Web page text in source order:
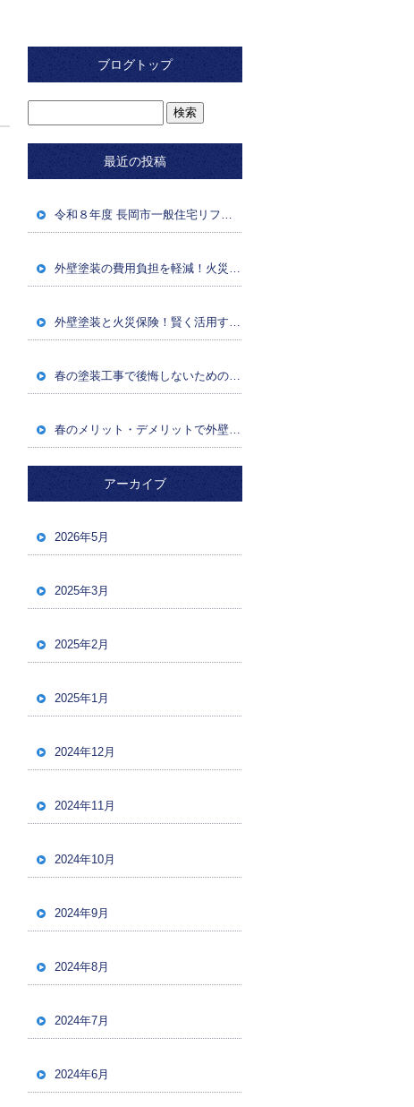
ブログトップ
最近の投稿
令和８年度 長岡市一般住宅リフォーム補助金のお知らせ
外壁塗装の費用負担を軽減！火災保険・経年劣化対策
外壁塗装と火災保険！賢く活用するための条件と申請方法
春の塗装工事で後悔しないための注意点・準備・業者選び
春のメリット・デメリットで外壁塗装成功！後悔しないためのポイント
アーカイブ
2026年5月
2025年3月
2025年2月
2025年1月
2024年12月
2024年11月
2024年10月
2024年9月
2024年8月
2024年7月
2024年6月